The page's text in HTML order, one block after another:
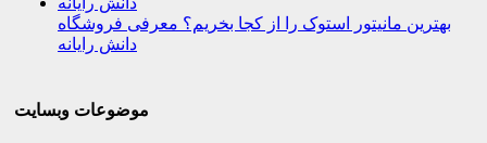
بهترین مانیتور استوک را از کجا بخریم؟ معرفی فروشگاه
دانش رایانه
موضوعات وبسایت